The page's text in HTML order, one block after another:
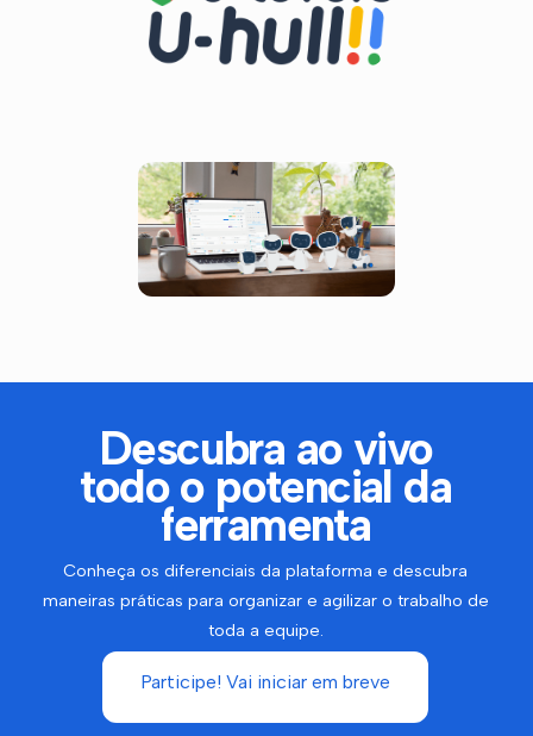
Descubra ao vivo
todo o potencial da
ferramenta
Conheça os diferenciais da plataforma e descubra
maneiras práticas para organizar e agilizar o trabalho de
toda a equipe.
Participe! Vai iniciar em breve